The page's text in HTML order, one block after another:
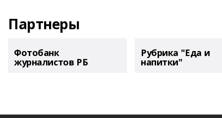
Партнеры
Фотобанк
журналистов РБ
Рубрика "Еда и
напитки"